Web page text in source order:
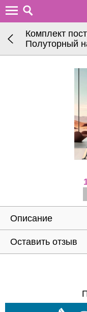
Комплект
Полуторный
Описание
Оставить отзыв